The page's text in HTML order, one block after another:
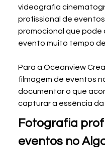
videografia
profissional de
promocional que pode
evento muito tempo
Para a Oceanview
filmagem de eventos
documentar o que
capturar a essência da
Fotografia
eventos no